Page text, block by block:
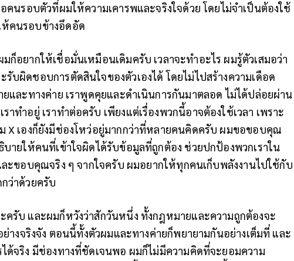
นรอบตัวที่ผมให้ความเคารพและจริงใจด้วย โดยไม่จำเป็นต้องใช้
คนรอบข้างอึดอัด
ก็อยากให้เชื่อมั่นเหมือนเดิมครับ เวลาจะทำอะไร ผมรู้ตัวเสมอว่า
บผิดชอบการตัดสินใจของตัวเองได้ โดยไม่ไปสร้างความเดือด
และทางค่าย เราพูดคุยและดำเนินการกันมาตลอด ไม่ได้ปล่อยผ่าน
ทำอยู่ เราทำต่อครับ เพียงแต่เรื่องพวกนี้อาจต้องใช้เวลา เพราะ
X เองก็ยังมีช่องโหว่อยู่มากกว่าที่หลายคนคิดครับ ผมขอขอบคุณ
ายให้คนที่เข้าใจผิดได้รับข้อมูลที่ถูกต้อง ช่วยปกป้องพวกเราใน
ะขอบคุณจริง ๆ จากใจครับ ผมอยากให้ทุกคนเก็บพลังงานไปใช้กับ
ว่าด้วยครับ
รับ และผมก็หวังว่าสักวันหนึ่ง ทั้งกฎหมายและความถูกต้องจะ
ย่างจริงจัง ตอนนี้ทั้งตัวผมและทางค่ายก็พยายามกันอย่างเต็มที่ และ
ด้จริง มีช่องทางที่ชัดเจนพอ ผมก็ไม่มีความคิดที่จะยอมความ